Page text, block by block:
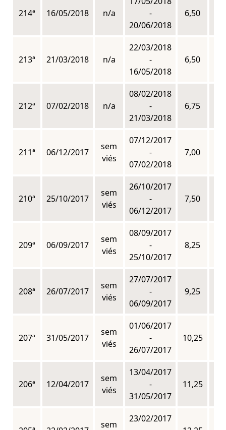
214ª 16/05/2018 n/a
-
20/06/2018
6,50
213ª 21/03/2018 n/a
22/03/2018
-
16/05/2018
6,50
212ª 07/02/2018 n/a
08/02/2018
-
21/03/2018
6,75
211ª 06/12/2017
sem
viés
07/12/2017
-
07/02/2018
7,00
210ª 25/10/2017
sem
viés
26/10/2017
-
06/12/2017
7,50
209ª 06/09/2017
sem
viés
08/09/2017
-
25/10/2017
8,25
208ª 26/07/2017
sem
viés
27/07/2017
-
06/09/2017
9,25
207ª 31/05/2017
sem
viés
01/06/2017
-
26/07/2017
10,25
206ª 12/04/2017
sem
viés
13/04/2017
-
31/05/2017
11,25
sem
23/02/2017